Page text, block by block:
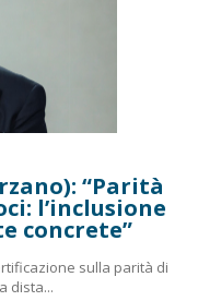
“Parità
l’inclusione
concrete”
sulla parità di
dista...